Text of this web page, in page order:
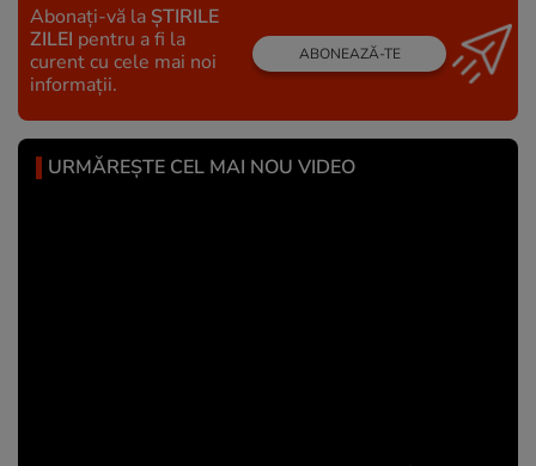
Abonați-vă la ȘTIRILE
ZILEI pentru a fi la
curent cu cele mai noi
informații.
ABONEAZĂ-TE
URMĂREȘTE CEL MAI NOU VIDEO